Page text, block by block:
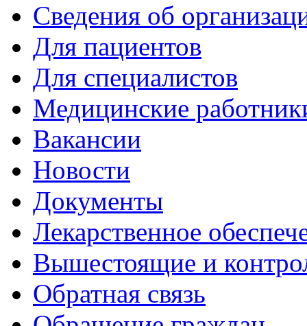
Сведения об
Для пациентов
Для специалистов
Медицинские
Вакансии
Новости
Документы
Лекарственное
Вышестоящие и
Обратная связь